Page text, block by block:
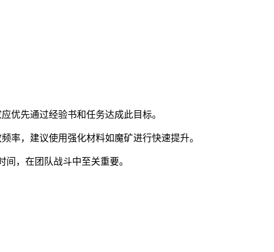
优先通过经验书和任务达成此目标。
率，建议使用强化材料如魔矿进行快速提升。
，在团队战斗中至关重要。